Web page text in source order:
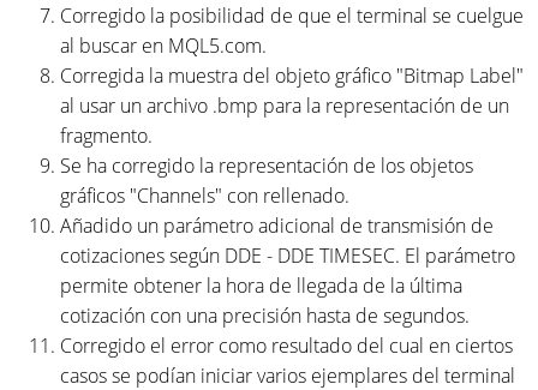
Corregido la posibilidad de que el terminal se cuelgue
al buscar en MQL5.com.
Corregida la muestra del objeto gráfico "Bitmap Label"
al usar un archivo .bmp para la representación de un
fragmento.
Se ha corregido la representación de los objetos
gráficos "Channels" con rellenado.
Añadido un parámetro adicional de transmisión de
cotizaciones según DDE - DDE TIMESEC. El parámetro
permite obtener la hora de llegada de la última
cotización con una precisión hasta de segundos.
Corregido el error como resultado del cual en ciertos
casos se podían iniciar varios ejemplares del terminal